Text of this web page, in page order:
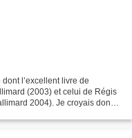
l’excellent livre de
(2003) et celui de Régis
2004). Je croyais donc